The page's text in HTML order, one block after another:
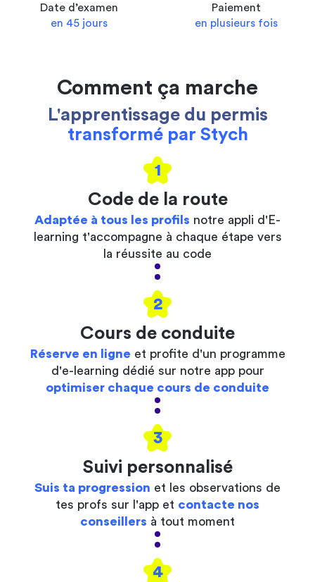
Date d’examen
en 45 jours
Paiement
en plusieurs fois
Comment ça marche
L'apprentissage du permis
transformé par Stych
1
Code de la route
Adaptée à tous les profils notre appli d'E-
learning t'accompagne à chaque étape vers
la réussite au code
2
Cours de conduite
Réserve en ligne et profite d'un programme
d'e-learning dédié sur notre app pour
optimiser chaque cours de conduite
3
Suivi personnalisé
Suis ta progression et les observations de
tes profs sur l'app et contacte nos
conseillers à tout moment
4